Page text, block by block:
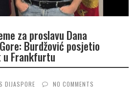
za proslavu Dana
Burdžović posjetio
u Frankfurtu
DIJASPORE NO COMMENTS